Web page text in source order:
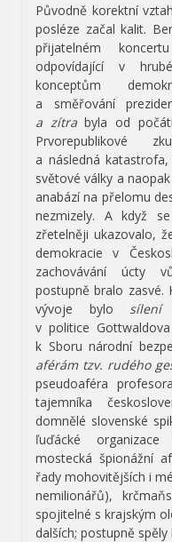
Původně korektní
posléze začal kalit.
přijatelném
odpovídající v
konceptům
a směřování
a zítrabyla od
Prvorepublikové
a následná
světové války a
anabází na přelomu
nezmizely. A když
zřetelněji ukazovalo,
demokracie v
zachovávání úcty
postupně bralo zasvé.
vývoje bylo sílení
v politice
k Sboru národní
aférám tzv. rudého
pseudoaféra
tajemníka
domnělé slovenské
ľuďácké
mostecká špionážní
řady mohovitějších i
nemilionářů),
spojitelné s krajským
dalších; postupně